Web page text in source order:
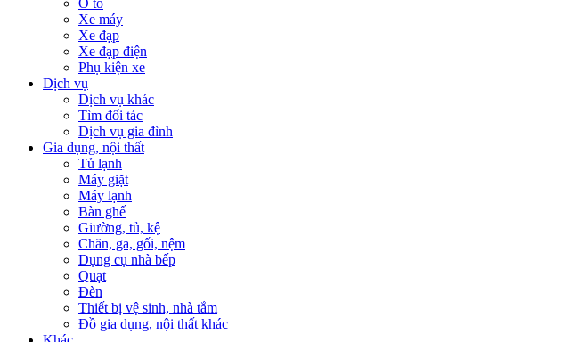
Ô tô
Xe máy
Xe đạp
Xe đạp điện
Phụ kiện xe
Dịch vụ
Dịch vụ khác
Tìm đối tác
Dịch vụ gia đình
Gia dụng, nội thất
Tủ lạnh
Máy giặt
Máy lạnh
Bàn ghế
Giường, tủ, kệ
Chăn, ga, gối, nệm
Dụng cụ nhà bếp
Quạt
Đèn
Thiết bị vệ sinh, nhà tắm
Đồ gia dụng, nội thất khác